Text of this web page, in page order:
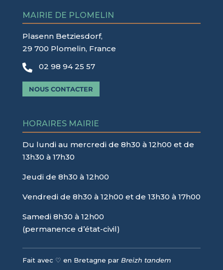
MAIRIE DE PLOMELIN
Plasenn Betziesdorf,
29 700 Plomelin, France
 02 98 94 25 57
NOUS CONTACTER
HORAIRES MAIRIE
Du lundi au mercredi de 8h30 à 12h00 et de
13h30 à 17h30
Jeudi de 8h30 à 12h00
Vendredi de 8h30 à 12h00 et de 13h30 à 17h00
Samedi 8h30 à 12h00
(permanence d’état-civil)
Fait avec ♡ en Bretagne par Breizh tandem